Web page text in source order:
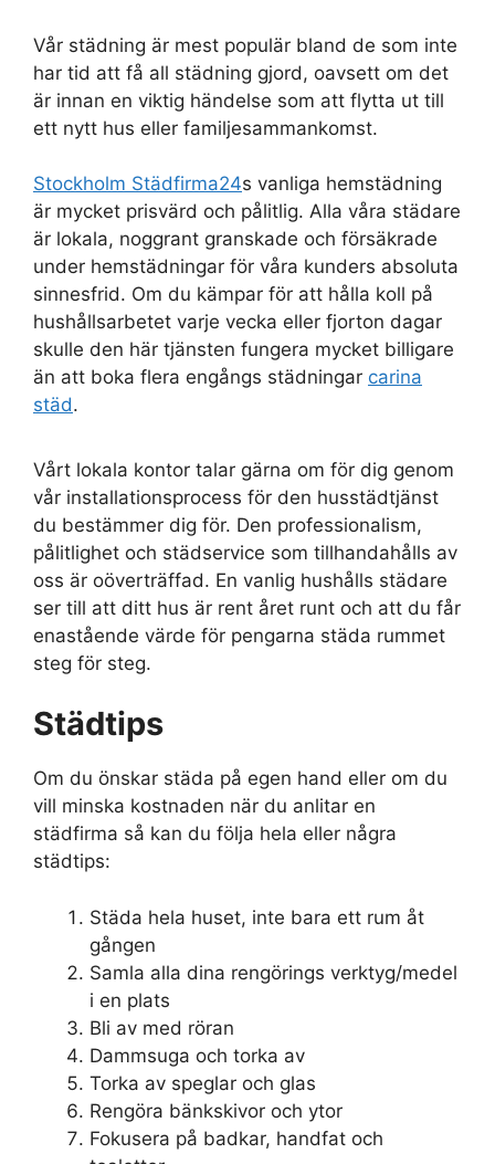
Vår städning är mest populär bland de som inte
har tid att få all städning gjord, oavsett om det
är innan en viktig händelse som att flytta ut till
ett nytt hus eller familjesammankomst.
Stockholm Städfirma24s vanliga hemstädning
är mycket prisvärd och pålitlig. Alla våra städare
är lokala, noggrant granskade och försäkrade
under hemstädningar för våra kunders absoluta
sinnesfrid. Om du kämpar för att hålla koll på
hushållsarbetet varje vecka eller fjorton dagar
skulle den här tjänsten fungera mycket billigare
än att boka flera engångs städningar carina
städ.
Vårt lokala kontor talar gärna om för dig genom
vår installationsprocess för den husstädtjänst
du bestämmer dig för. Den professionalism,
pålitlighet och städservice som tillhandahålls av
oss är oöverträffad. En vanlig hushålls städare
ser till att ditt hus är rent året runt och att du får
enastående värde för pengarna städa rummet
steg för steg.
Städtips
Om du önskar städa på egen hand eller om du
vill minska kostnaden när du anlitar en
städfirma så kan du följa hela eller några
städtips:
Städa hela huset, inte bara ett rum åt
gången
Samla alla dina rengörings verktyg/medel
i en plats
Bli av med röran
Dammsuga och torka av
Torka av speglar och glas
Rengöra bänkskivor och ytor
Fokusera på badkar, handfat och